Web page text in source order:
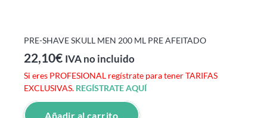
PRE-SHAVE SKULL MEN 200 ML PRE AFEITADO
22,10€ IVA no incluido
Si eres PROFESIONAL regístrate para tener TARIFAS
EXCLUSIVAS. REGÍSTRATE AQUÍ
Añadir al carrito